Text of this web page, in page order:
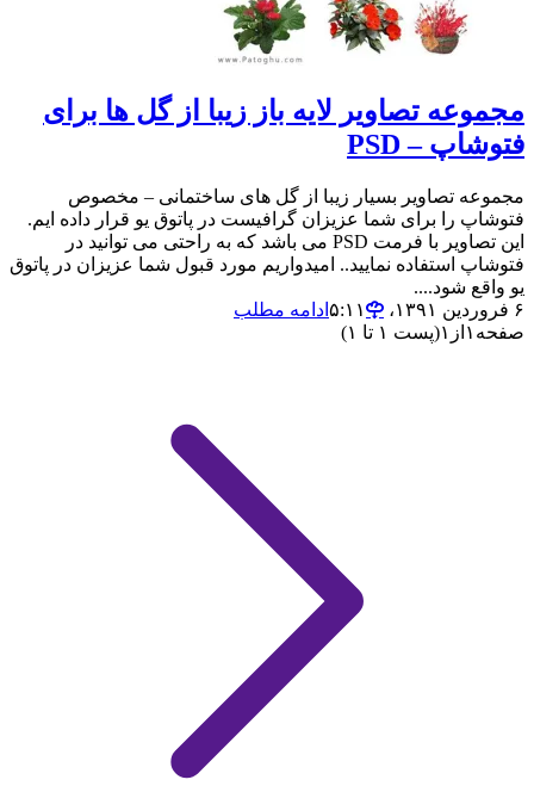
مجموعه تصاویر لایه باز زیبا از گل ها برای
فتوشاپ – ‍PSD
مجموعه تصاویر بسیار زیبا از گل های ساختمانی – مخصوص
فتوشاپ را برای شما عزیزان گرافیست در پاتوق یو قرار داده ایم.
این تصاویر با فرمت PSD می باشد که به راحتی می توانید در
فتوشاپ استفاده نمایید.. امیدواریم مورد قبول شما عزیزان در پاتوق
یو واقع شود....
۶ فروردین ۱۳۹۱،‏ ۵:۱۱
ادامه مطلب
صفحه ۱ از ۱(پست ۱ تا ۱)